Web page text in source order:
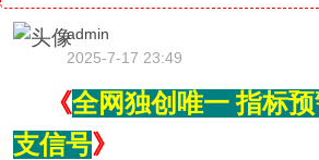
admin
2025-7-17 23:49
《全网独创唯一 指标
支信号》